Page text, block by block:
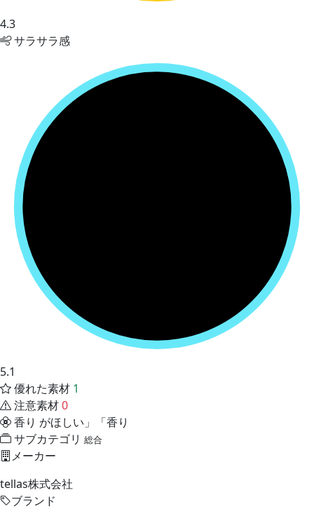
4.3
サラサラ感
5.1
優れた素材 1
注意素材0
香り がほしい」「香り
サブカテゴリ 総合
メーカー
tellas株式会社
ブランド